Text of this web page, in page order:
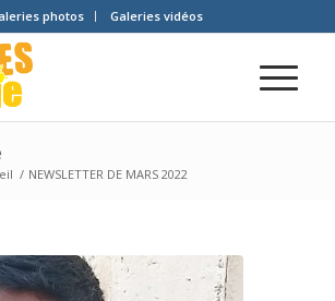
photos Galeries vidéos
/ NEWSLETTER DE MARS 2022